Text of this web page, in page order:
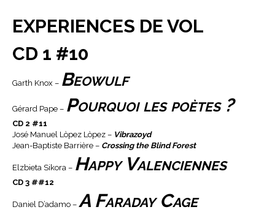
EXPERIENCES DE VOL
CD 1 #10
Garth Knox – Beowulf
Gérard Pape – Pourquoi les poètes ?
CD 2 #11
José Manuel Lòpez Lòpez – Vibrazoyd
Jean-Baptiste Barrière – Crossing the Blind Forest
Elzbieta Sikora – Happy Valenciennes
CD 3 ##12
Daniel D’adamo – A Faraday Cage